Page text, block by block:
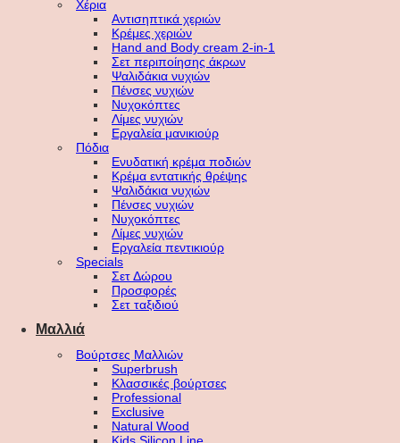
Χέρια
Αντισηπτικά χεριών
Κρέμες χεριών
Hand and Body cream 2-in-1
Σετ περιποίησης άκρων
Ψαλιδάκια νυχιών
Πένσες νυχιών
Νυχοκόπτες
Λίμες νυχιών
Εργαλεία μανικιούρ
Πόδια
Ενυδατική κρέμα ποδιών
Κρέμα εντατικής θρέψης
Ψαλιδάκια νυχιών
Πένσες νυχιών
Νυχοκόπτες
Λίμες νυχιών
Εργαλεία πεντικιούρ
Specials
Σετ Δώρου
Προσφορές
Σετ ταξιδιού
Μαλλιά
Βούρτσες Μαλλιών
Superbrush
Κλασσικές βούρτσες
Professional
Exclusive
Natural Wood